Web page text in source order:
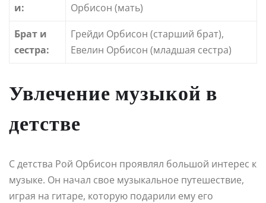
и:
Орбисон (мать)
Брат и
сестра:
Грейди Орбисон (старший брат),
Евелин Орбисон (младшая сестра)
Увлечение музыкой в
детстве
С детства Рой Орбисон проявлял большой интерес к
музыке. Он начал свое музыкальное путешествие,
играя на гитаре, которую подарили ему его